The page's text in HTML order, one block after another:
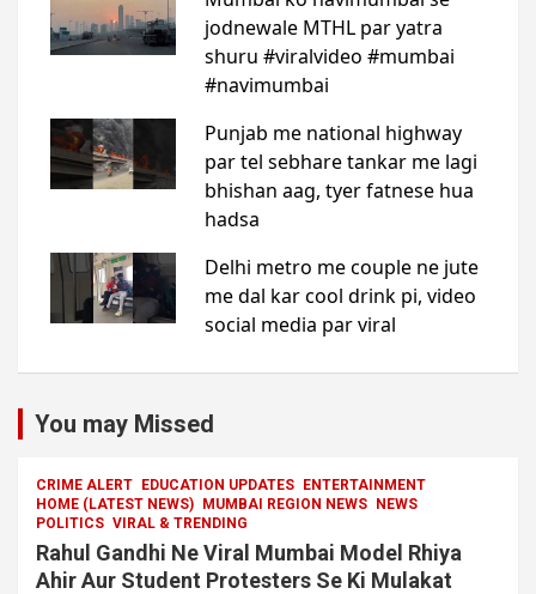
You may Missed
CRIME ALERT EDUCATION UPDATES ENTERTAINMENT
HOME (LATEST NEWS) MUMBAI REGION NEWS NEWS
POLITICS VIRAL & TRENDING
Rahul Gandhi Ne Viral Mumbai Model Rhiya
Ahir Aur Student Protesters Se Ki Mulakat